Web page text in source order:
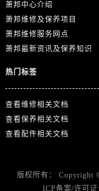
萧邦中心介绍
萧邦维修及保养项目
萧邦维修服务网点
萧邦最新资讯及保养知识
热门标签
查看维修相关文档
查看保养相关文档
查看配件相关文档
版权所有： Copyright
ICP备案/许可证